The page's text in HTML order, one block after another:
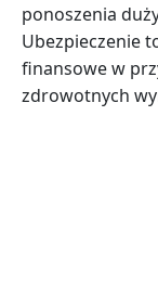
ponoszenia
Ubezpieczenie
finansowe w
zdrowotnych